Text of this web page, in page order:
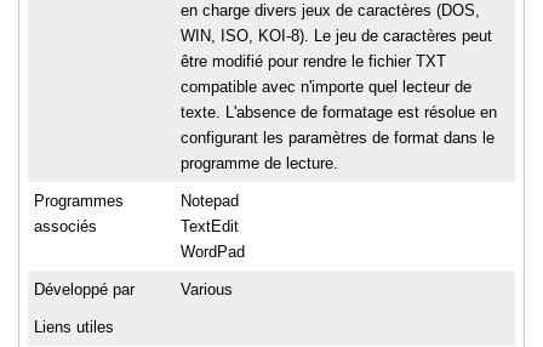
en charge divers jeux de caractères (DOS,
WIN, ISO, KOI-8). Le jeu de caractères peut
être modifié pour rendre le fichier TXT
compatible avec n'importe quel lecteur de
texte. L'absence de formatage est résolue en
configurant les paramètres de format dans le
programme de lecture.
Programmes
associés
Notepad
TextEdit
WordPad
Développé par Various
Liens utiles